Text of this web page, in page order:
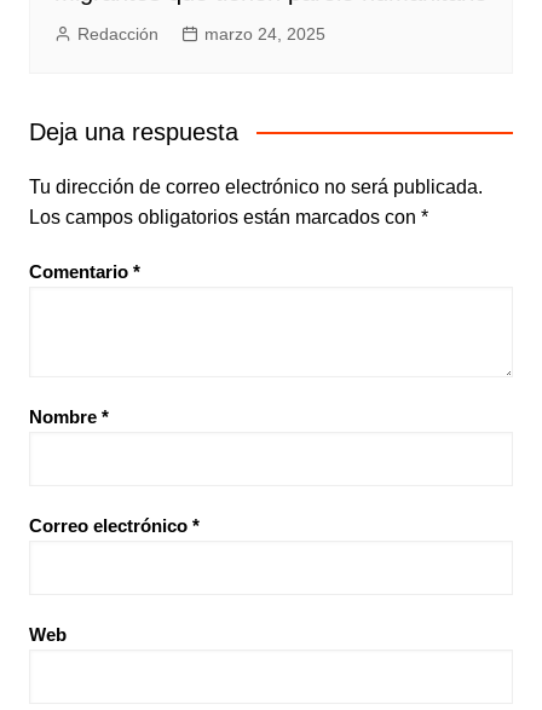
Redacción marzo 24, 2025
Deja una respuesta
Tu dirección de correo electrónico no será publicada.
Los campos obligatorios están marcados con *
Comentario *
Nombre *
Correo electrónico *
Web